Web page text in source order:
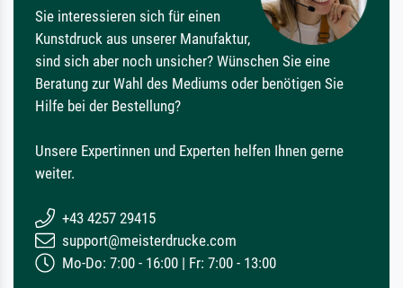
Sie interessieren sich für einen
Kunstdruck aus unserer Manufaktur,
sind sich aber noch unsicher? Wünschen Sie eine
Beratung zur Wahl des Mediums oder benötigen Sie
Hilfe bei der Bestellung?
Unsere Expertinnen und Experten helfen Ihnen gerne
weiter.
+43 4257 29415
support@meisterdrucke.com
Mo-Do: 7:00 - 16:00 | Fr: 7:00 - 13:00